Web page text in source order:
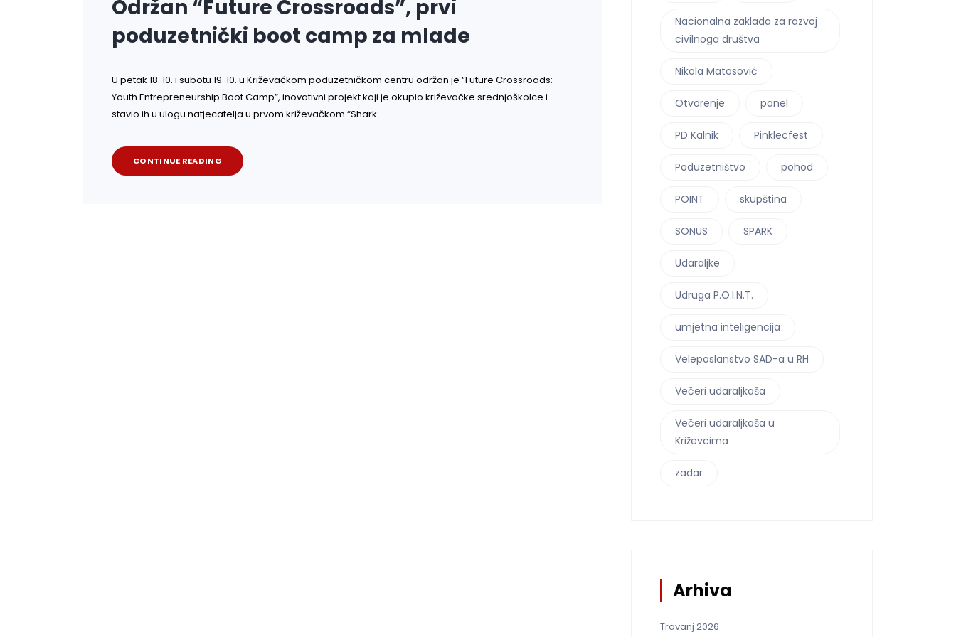
Održan “Future Crossroads”, prvi
poduzetnički boot camp za mlade
U petak 18. 10. i subotu 19. 10. u Križevačkom poduzetničkom centru održan je “Future Crossroads:
Youth Entrepreneurship Boot Camp”, inovativni projekt koji je okupio križevačke srednjoškolce i
stavio ih u ulogu natjecatelja u prvom križevačkom “Shark…
CONTINUE READING
Nacionalna zaklada za razvoj
civilnoga društva
Nikola Matosović
Otvorenje panel
PD Kalnik Pinklecfest
Poduzetništvo pohod
POINT skupština
SONUS SPARK
Udaraljke
Udruga P.O.I.N.T.
umjetna inteligencija
Veleposlanstvo SAD-a u RH
Večeri udaraljkaša
Večeri udaraljkaša u
Križevcima
zadar
Arhiva
Travanj 2026